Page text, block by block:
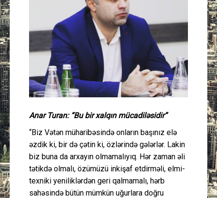
İdman
Gündəm
Cəmiyyət
Əlaqə
Anar Turan: “Bu bir xalqın mücadiləsidir”
“Biz Vətən müharibəsində onların başınız elə
əzdik ki, bir də çətin ki, özlərində gələrlər. Lakin
biz buna da arxayın olmamalıyıq. Hər zaman əli
tətikdə olmalı, özümüzü inkişaf etdirməli, elmi-
texniki yeniliklərdən geri qalmamalı, hərb
sahəsində bütün mümkün uğurlara doğru